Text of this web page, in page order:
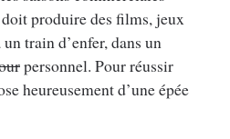
produire des films, jeux
train d’enfer, dans un
personnel. Pour réussir
heureusement d’une épée